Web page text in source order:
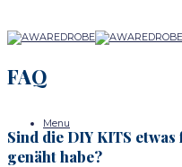
content
Menu
FAQ
Sind die DIY KITS
genäht habe?